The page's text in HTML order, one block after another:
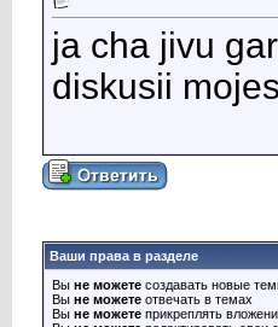
ja cha jivu
diskusii
Ваши права в разделе
Вы не можете создавать новые
Вы не можете отвечать в темах
Вы не можете прикреплять